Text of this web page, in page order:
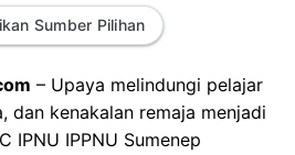
Sumber Pilihan
– Upaya melindungi pelajar
dan kenakalan remaja menjadi
IPNU IPPNU Sumenep